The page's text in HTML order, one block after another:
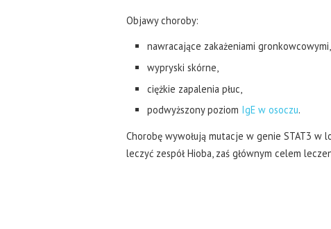
Objawy choroby:
nawracające zakażeniami gronkowcowymi,
wypryski skórne,
ciężkie zapalenia płuc,
podwyższony poziom IgE w osoczu.
Chorobę wywołują mutacje w genie STAT3 w
leczyć zespół Hioba, zaś głównym celem